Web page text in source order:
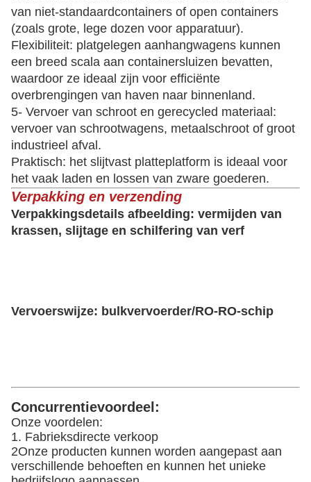
hefapparatuur nodig is.geschikt voor overdracht
tussen locaties of voor installaties.
2; vervoer van bouwmaterialen: wordt gebruikt voor
het vervoer van staal, betonnen geprefabriceerde
onderdelen, grote leidingen of bouwmodules.
Voordelen: Het platte laadplatform kan gemakkelijk
ultra-lange of ultra-brede bouwmaterialen laden,
terwijl het is uitgerust met vaste beugels om de
stabiliteit tijdens het vervoer te garanderen.
3Agroforestrievervoer: Vervoer van
landbouwmachines (bijv. oogstmachines en
tractoren) en hout- en boomapparatuur over regio's.
Vereisten: Het voertuig is speciaal aangepast voor
ruwe wegen op het platteland en het lage
plaatontwerp helpt het zwaartepunt te verminderen
(zoals grote, lege dozen voor apparatuur).
5- Vervoer van schroot en gerecycled materiaal:
vervoer van schrootwagens, metaalschroot of groot
industrieel afval.
Praktisch: het slijtvast platteplatform is ideaal voor
het vaak laden en lossen van zware goederen.
Verpakking en verzending